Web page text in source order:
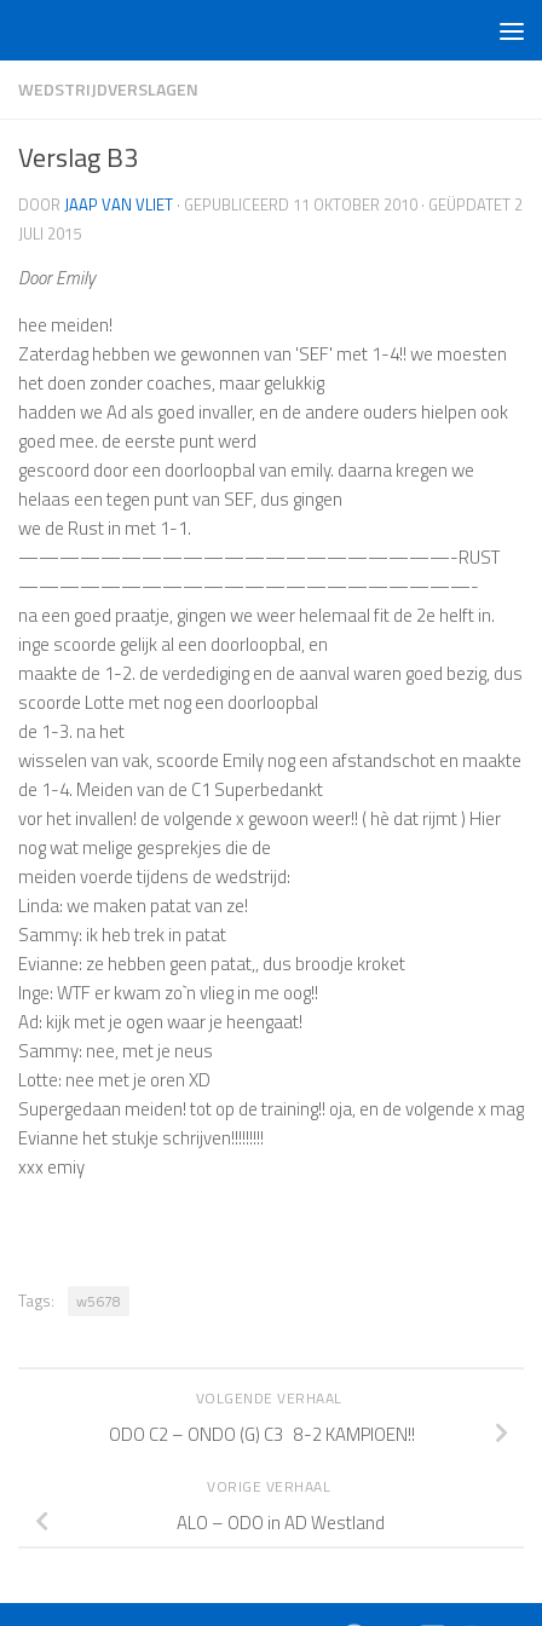
WEDSTRIJDVERSLAGEN
Verslag B3
DOOR JAAP VAN VLIET · GEPUBLICEERD 11 OKTOBER 2010 · GEÜPDATET 2
JULI 2015
Door Emily
hee meiden!
Zaterdag hebben we gewonnen van 'SEF' met 1-4!! we moesten
het doen zonder coaches, maar gelukkig
hadden we Ad als goed invaller, en de andere ouders hielpen ook
goed mee. de eerste punt werd
gescoord door een doorloopbal van emily. daarna kregen we
helaas een tegen punt van SEF, dus gingen
we de Rust in met 1-1.
—————————————————————-RUST
——————————————————————-
na een goed praatje, gingen we weer helemaal fit de 2e helft in.
inge scoorde gelijk al een doorloopbal, en
maakte de 1-2. de verdediging en de aanval waren goed bezig, dus
scoorde Lotte met nog een doorloopbal
de 1-3. na het
wisselen van vak, scoorde Emily nog een afstandschot en maakte
de 1-4. Meiden van de C1 Superbedankt
vor het invallen! de volgende x gewoon weer!! ( hè dat rijmt ) Hier
nog wat melige gesprekjes die de
meiden voerde tijdens de wedstrijd:
Linda: we maken patat van ze!
Sammy: ik heb trek in patat
Evianne: ze hebben geen patat,, dus broodje kroket
Inge: WTF er kwam zo`n vlieg in me oog!!
Ad: kijk met je ogen waar je heengaat!
Sammy: nee, met je neus
Lotte: nee met je oren XD
Supergedaan meiden! tot op de training!! oja, en de volgende x mag
Evianne het stukje schrijven!!!!!!!!!
xxx emiy
Tags: w5678
VOLGENDE VERHAAL
ODO C2 – ONDO (G) C3 8-2 KAMPIOEN!!
VORIGE VERHAAL
ALO – ODO in AD Westland